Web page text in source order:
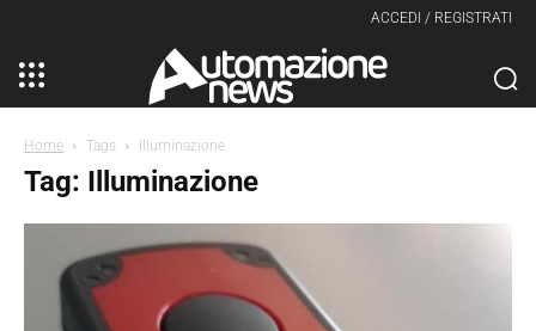
ACCEDI / REGISTRATI
Home Tags Illuminazione
Tag: Illuminazione